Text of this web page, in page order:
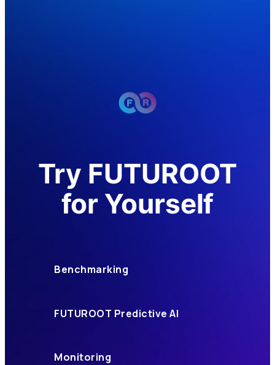
Try FUTUROOT
for Yourself
Benchmarking
FUTUROOT Predictive AI
Monitoring